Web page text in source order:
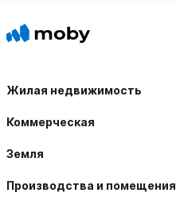
Жилая недвижимость
Коммерческая
Земля
Производства и помещения